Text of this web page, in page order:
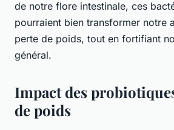
de notre flore intestinale, ces
pourraient bien transformer notre
perte de poids, tout en fortifiant
général.
Impact des
de poids